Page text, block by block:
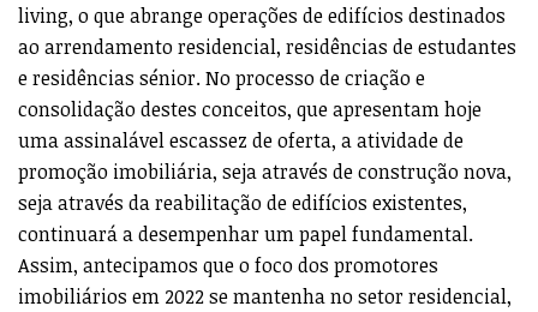
living, o que abrange operações de edifícios destinados
ao arrendamento residencial, residências de estudantes
e residências sénior. No processo de criação e
consolidação destes conceitos, que apresentam hoje
uma assinalável escassez de oferta, a atividade de
promoção imobiliária, seja através de construção nova,
seja através da reabilitação de edifícios existentes,
continuará a desempenhar um papel fundamental.
Assim, antecipamos que o foco dos promotores
imobiliários em 2022 se mantenha no setor residencial,